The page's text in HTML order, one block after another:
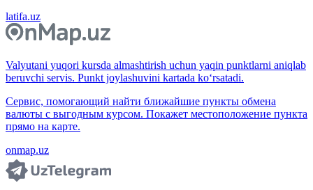
latifa.uz
Valyutani yuqori kursda almashtirish uchun yaqin punktlarni aniqlab
beruvchi servis. Punkt joylashuvini kartada ko‘rsatadi.
Сервис, помогающий найти ближайшие пункты обмена
валюты с выгодным курсом. Покажет местоположение пункта
прямо на карте.
onmap.uz